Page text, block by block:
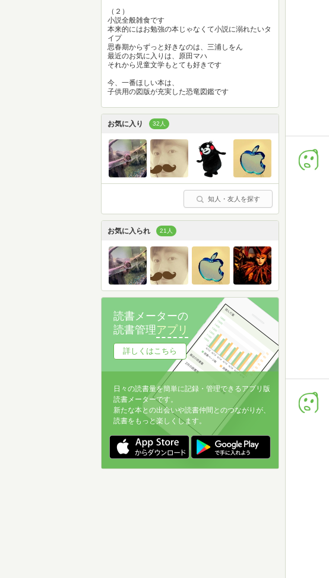
（２）
小説全般雑食です
本来的にはお勉強の本じゃなくて小説に溺れたいタ
イプ
思春期からずっと好きなのは、三浦しをん
最近のお気に入りは、原田マハ
それから児童文学もとても好きです
今、一番ほしい本は、
子供用の図版が充実した恐竜図鑑です
お気に入り 32人
知人・友人を探す
お気に入られ 21人
読書メーターの
読書管理アプリ
詳しくはこちら
日々の読書量を簡単に記録・管理できるアプリ版
読書メーターです。
新たな本との出会いや読書仲間とのつながりが、
読書をもっと楽しくします。